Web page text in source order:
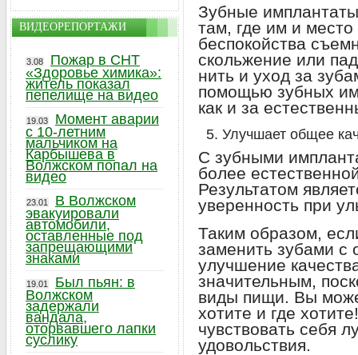
Зубные
там, где им и
беспокойства
скольжение или
нить и уход за
помощью зубных
как и за
Улучшает общее
С зубными
более
Результатом
уверенность при
Таким образом,
заменить зубами
улучшение
значительным,
виды пищи. Вы
хотите и где
чувствовать себя
удовольствия.
ВИДЕОРЕПОРТАЖИ
3.08
Пожар в СНТ
«Здоровье химика»:
житель показал
пепелище на видео
19.03
Момент аварии
с 10-летним
мальчиком на
Карбышева в
Волжском попал на
видео
23.01
В Волжском
эвакуировали
автомобили,
оставленные под
запрещающими
знаками
19.01
Был пьян: в
Волжском
задержали
вандала,
оторвавшего лапки
суслику